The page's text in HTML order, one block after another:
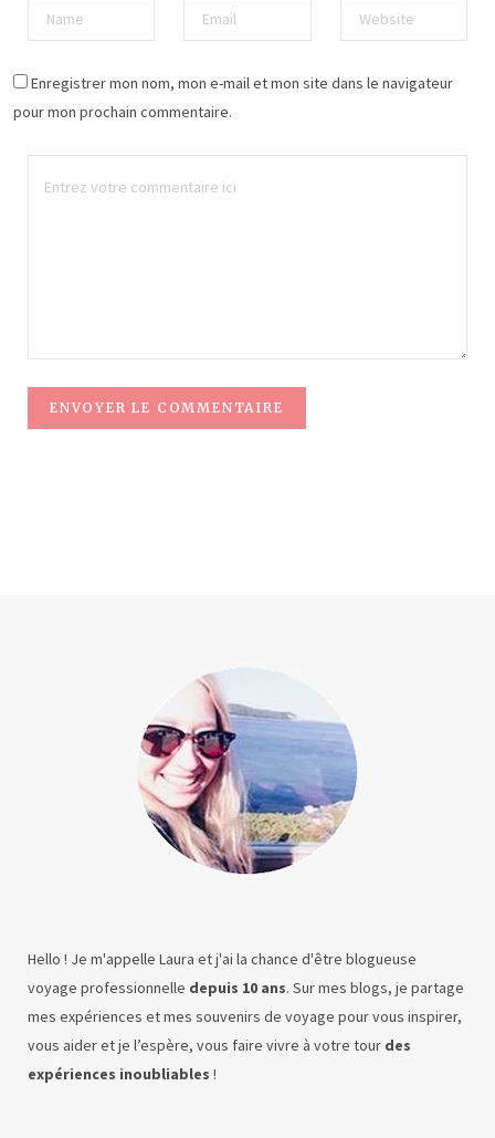
Enregistrer mon nom, mon e-mail et mon site dans le navigateur
pour mon prochain commentaire.
Hello ! Je m'appelle Laura et j'ai la chance d'être blogueuse
voyage professionnelle depuis 10 ans. Sur mes blogs, je partage
mes expériences et mes souvenirs de voyage pour vous inspirer,
vous aider et je l’espère, vous faire vivre à votre tour des
expériences inoubliables !